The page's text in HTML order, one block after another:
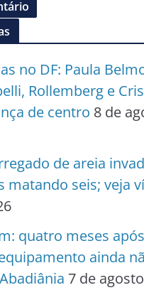
no DF: Paula
Rollemberg e
de centro 8 de
de areia
matando seis; veja
quatro meses após
ainda
7 de